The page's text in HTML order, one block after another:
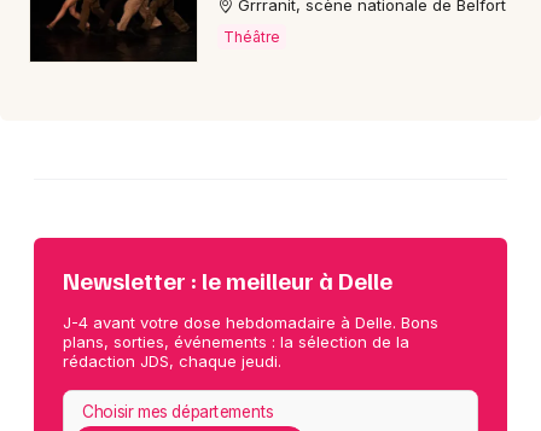
Mon email
Grrranit, scène nationale de Belfort
Théâtre
Newsletter : le meilleur à Delle
J-4 avant votre dose hebdomadaire à Delle. Bons
plans, sorties, événements : la sélection de la
rédaction JDS, chaque jeudi.
Choisir mes départements